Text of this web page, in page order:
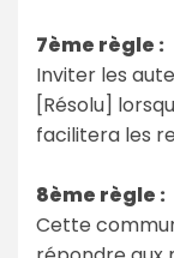
7ème règle :
Inviter les
[Résolu]
facilitera les
8ème règle :
Cette